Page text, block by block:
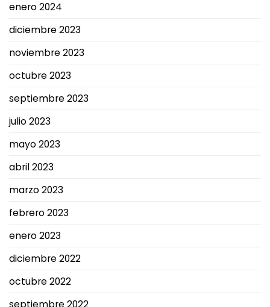
enero 2024
diciembre 2023
noviembre 2023
octubre 2023
septiembre 2023
julio 2023
mayo 2023
abril 2023
marzo 2023
febrero 2023
enero 2023
diciembre 2022
octubre 2022
septiembre 2022